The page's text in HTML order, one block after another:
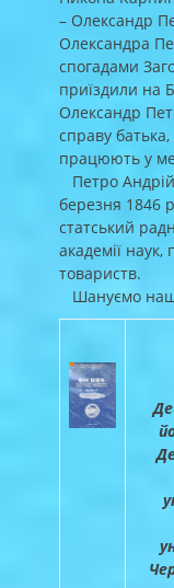
– Олександр
Олександра
спогадами
приїздили на
Олександр
справу
працюють у
Петро
березня 1846
статський
академії
товариств.
Шануємо